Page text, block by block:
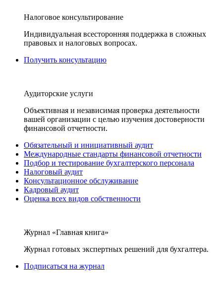
Налоговое консультирование
Индивидуальная всесторонняя поддержка в сложных
правовых и налоговых вопросах.
Получить консультацию
Аудиторские услуги
Объективная и независимая проверка деятельности
вашей организации с целью изучения достоверности
финансовой отчетности.
Обязательный и инициативный аудит
Международные стандарты финансовой отчетности
Подбор и тестирование бухгалтерского персонала
Налоговый аудит
Консультационное обслуживание
Кадровый аудит
Оценка всех видов собственности
Журнал «Главная книга»
Журнал готовых экспертных решений для бухгалтера.
Подписаться на журнал